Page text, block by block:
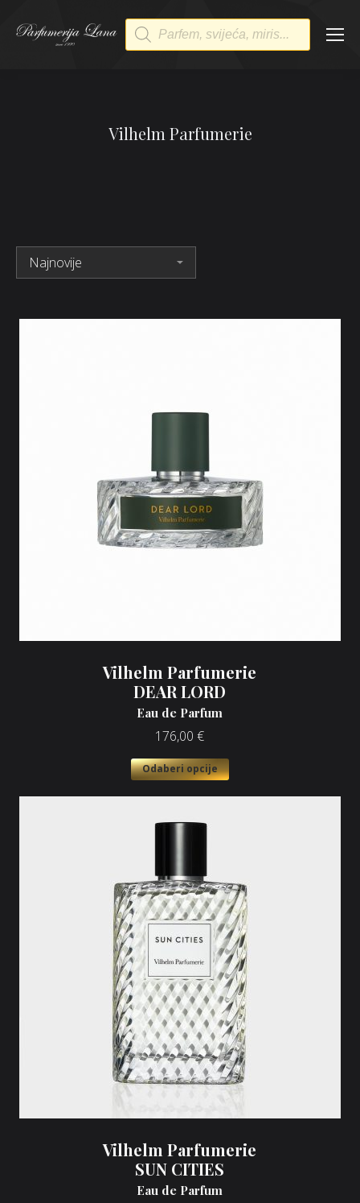
Products
search
Vilhelm Parfumerie
Vilhelm Parfumerie
DEAR LORD
Eau de Parfum
176,00 €
Odaberi opcije
Vilhelm Parfumerie
SUN CITIES
Eau de Parfum